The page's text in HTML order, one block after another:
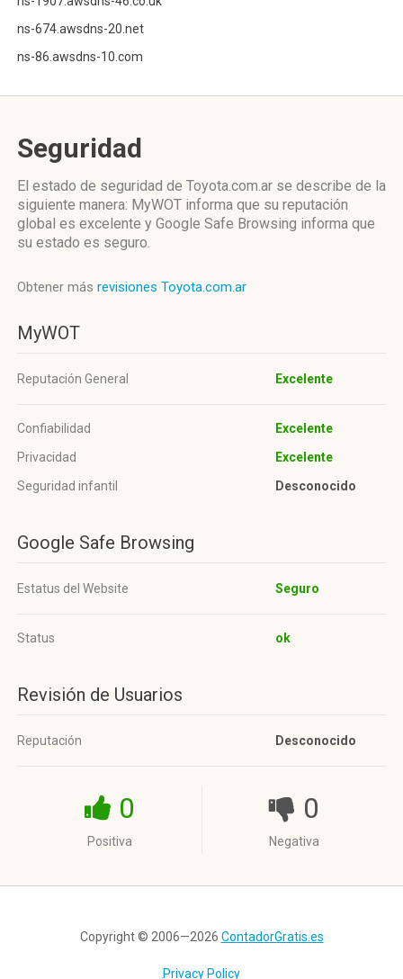
ns-674.awsdns-20.net
ns-86.awsdns-10.com
Seguridad
El estado de seguridad de Toyota.com.ar se describe de la
siguiente manera: MyWOT informa que su reputación
global es excelente y Google Safe Browsing informa que
su estado es seguro.
Obtener más revisiones Toyota.com.ar
MyWOT
Reputación General Excelente
Confiabilidad
Excelente
Privacidad
Excelente
Seguridad infantil
Desconocido
Google Safe Browsing
Estatus del Website Seguro
Status ok
Revisión de Usuarios
Reputación Desconocido
0
Positiva
0
Negativa
Copyright © 2006—2026 ContadorGratis.es
Privacy Policy